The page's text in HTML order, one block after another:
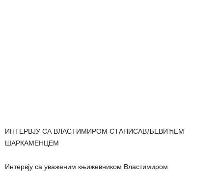
ИНТЕРВЈУ СА ВЛАСТИМИРОМ СТАНИСАВЉЕВИЋЕМ
ШАРКАМЕНЦЕМ
Интервју са уваженим књижевником Властимиром